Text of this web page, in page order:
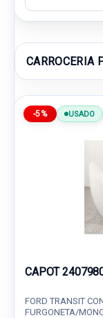
CARROCERIA
-5% USADO
CAPOT
FORD TRANSIT
FURGONETA/